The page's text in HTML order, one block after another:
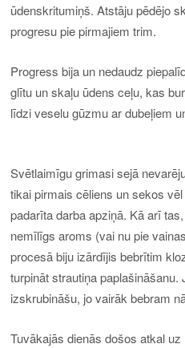
ūdenskritumiņš. Atstāju pēdējo
progresu pie pirmajiem trim.
Progress bija un nedaudz
glītu un skaļu ūdens ceļu, kas
līdzi veselu gūzmu ar dubeļiem
Svētlaimīgu grimasi sejā
tikai pirmais cēliens un sekos
padarīta darba apziņā. Kā arī
nemīlīgs aroms (vai nu pie
procesā biju izārdījis bebrītim
turpināt strautiņa paplašināšanu.
izskrubināšu, jo vairāk bebram
Tuvākajās dienās došos atkal